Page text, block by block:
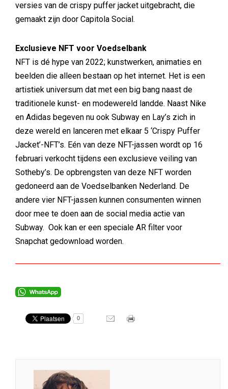
versies van de crispy puffer jacket uitgebracht, die
gemaakt zijn door Capitola Social.
Exclusieve NFT voor Voedselbank
NFT is dé hype van 2022; kunstwerken, animaties en
beelden die alleen bestaan op het internet. Het is een
artistiek universum dat met een big bang naast de
traditionele kunst- en modewereld landde. Naast Nike
en Adidas begeven nu ook Subway en Lay’s zich in
deze wereld en lanceren met elkaar 5 ‘Crispy Puffer
Jacket’-NFT’s. Eén van deze NFT-jassen wordt op 16
februari verkocht tijdens een exclusieve veiling van
Sotheby’s. De opbrengsten van deze NFT worden
gedoneerd aan de Voedselbanken Nederland. De
andere vier NFT-jassen kunnen consumenten winnen
door mee te doen aan de social media actie van
Subway. Ook kan er een speciale AR filter voor
Snapchat gedownload worden.
0